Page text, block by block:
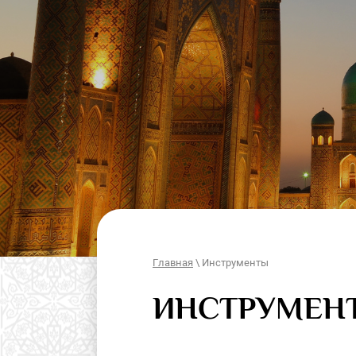
Главная \ Инструменты